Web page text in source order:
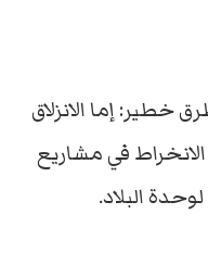
خطير: إما الانزلاق
في مشاريع
البلاد.